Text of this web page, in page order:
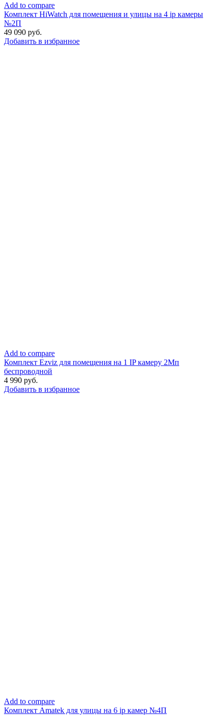
Add to compare
Комплект HiWatch для помещения и улицы на 4 ip камеры
№2П
49 090 руб.
Добавить в избранное
Add to compare
Комплект Ezviz для помещения на 1 IP камеру 2Мп
беспроводной
4 990 руб.
Добавить в избранное
Add to compare
Комплект Amatek для улицы на 6 ip камер №4П